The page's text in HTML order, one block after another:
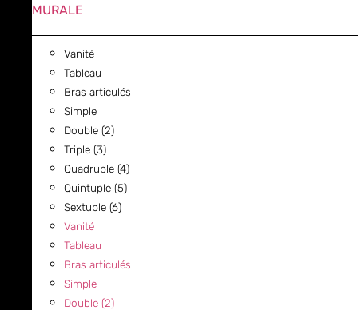
MURALE
Vanité
Tableau
Bras articulés
Simple
Double (2)
Triple (3)
Quadruple (4)
Quintuple (5)
Sextuple (6)
Vanité
Tableau
Bras articulés
Simple
Double (2)